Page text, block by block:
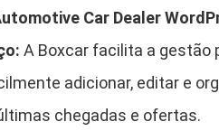
9
0
l
e
W
o
Car Dealer
A Boxcar facilita a gestão
adicionar, editar e
chegadas e ofertas.